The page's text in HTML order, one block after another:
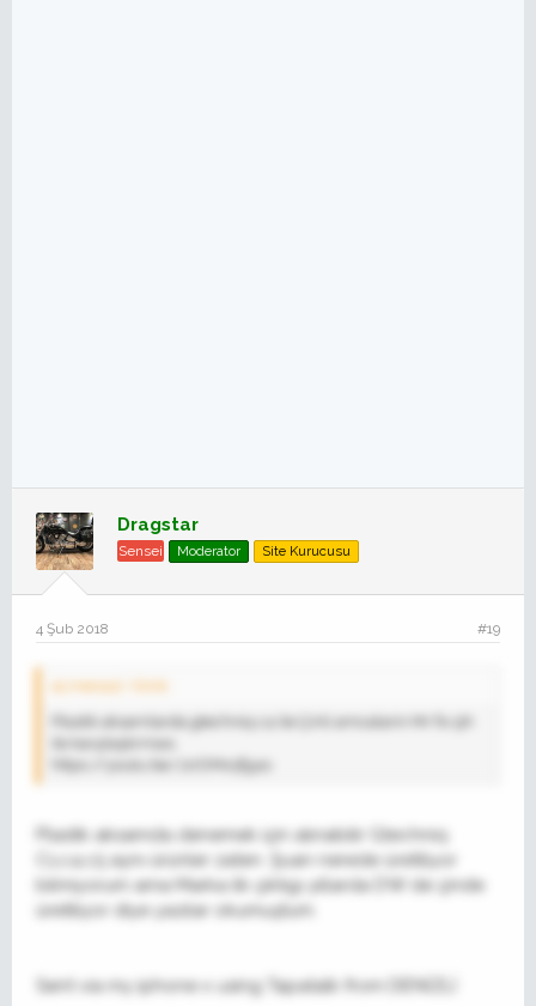
Dragstar
Sensei Moderator Site Kurucusu
4 Şub 2018 #19
Plastik aksamlarda gtechniq c4 ile Çinli amcalarin Mr fix 9h
https://youtu.be/JzrDMx5fg4s
Plastik aksamda denemek için alınabilir Gtechniq
C1,c4,c5 aynı ürünler zaten. Şuan nerede üretiliyor
bilmiyorum ama Marka ilk çıktıgı yıllarda DW de çinde
üretiliyor diye yazılar okumuştum.
Sent via my iphone x using Tapatalk from DENİZLİ